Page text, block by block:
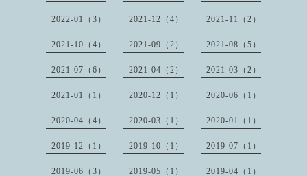
2022-01（3） 2021-12（4） 2021-11（2）
2021-10（4） 2021-09（2） 2021-08（5）
2021-07（6） 2021-04（2） 2021-03（2）
2021-01（1） 2020-12（1） 2020-06（1）
2020-04（4） 2020-03（1） 2020-01（1）
2019-12（1） 2019-10（1） 2019-07（1）
2019-06（3） 2019-05（1） 2019-04（1）